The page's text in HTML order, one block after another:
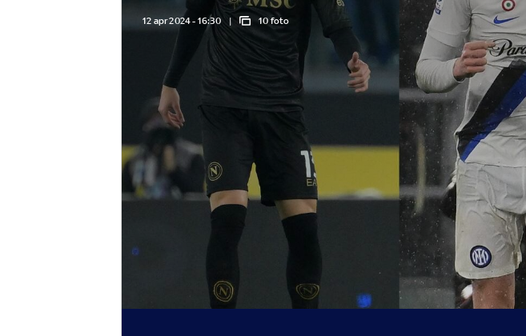
12 apr 2024 - 16:30 10 foto